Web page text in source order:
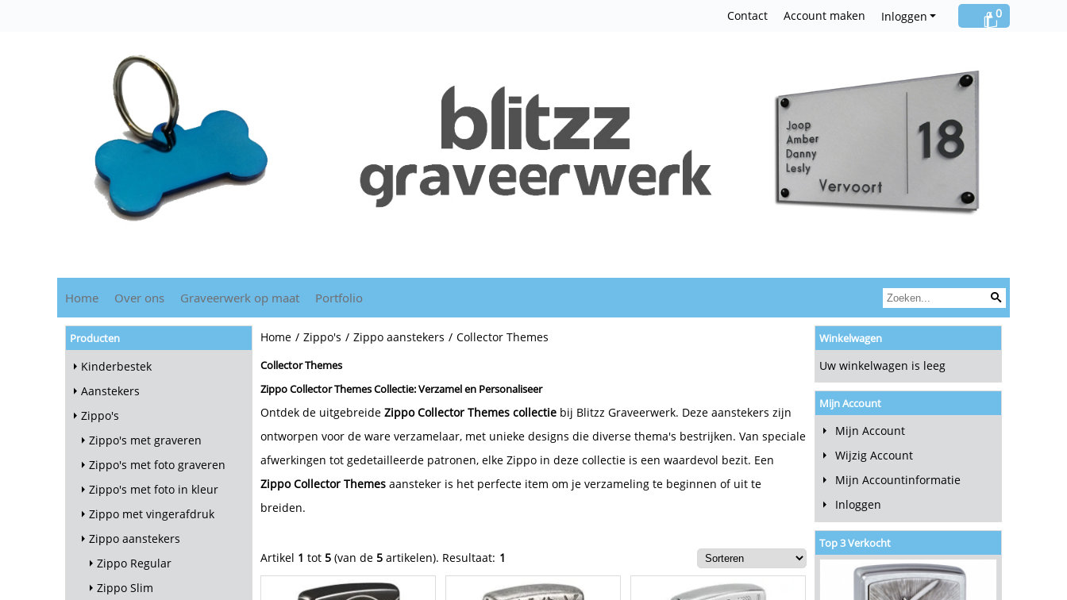
0
Inloggen
Contact Account maken
Home Over ons Graveerwerk op maat Portfolio
Producten
Kinderbestek
Aanstekers
Zippo's
Zippo's met graveren
Zippo's met foto graveren
Zippo's met foto in kleur
Zippo met vingerafdruk
Zippo aanstekers
Zippo Regular
Zippo Slim
Home / Zippo's / Zippo aanstekers / Collector Themes
Collector Themes
Zippo Collector Themes Collectie: Verzamel en Personaliseer
Ontdek de uitgebreide Zippo Collector Themes collectie bij Blitzz Graveerwerk. Deze aanstekers zijn
ontworpen voor de ware verzamelaar, met unieke designs die diverse thema's bestrijken. Van speciale
afwerkingen tot gedetailleerde patronen, elke Zippo in deze collectie is een waardevol bezit. Een
Zippo Collector Themes aansteker is het perfecte item om je verzameling te beginnen of uit te
breiden.
Artikel 1 tot 5 (van de 5 artikelen). Resultaat: 1
Winkelwagen
Uw winkelwagen is leeg
Mijn Account
Mijn Account
Wijzig Account
Mijn Accountinformatie
Inloggen
Top 3 Verkocht